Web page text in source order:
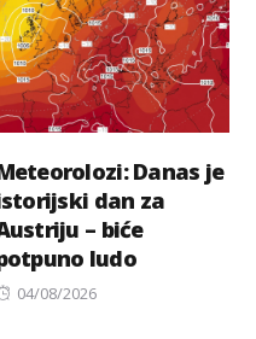
Danas je
dan za
– biće
ludo
Posted
04/08/2026